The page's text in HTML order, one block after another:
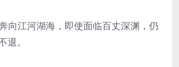
向江河湖海，即使面临百丈深渊，仍
退。